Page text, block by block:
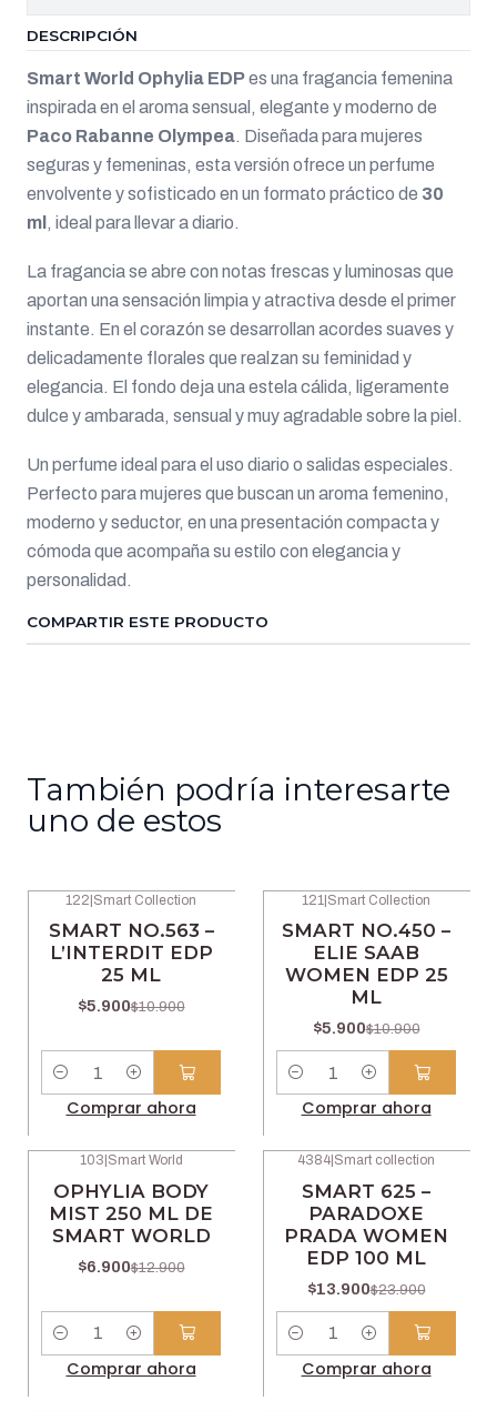
DESCRIPCIÓN
Smart World Ophylia EDPes una fragancia femenina
inspirada en el aroma sensual, elegante y moderno de
Paco Rabanne Olympea. Diseñada para mujeres
seguras y femeninas, esta versión ofrece un perfume
envolvente y sofisticado en un formato práctico de 30
ml , ideal para llevar a diario.
La fragancia se abre con notas frescas y luminosas que
aportan una sensación limpia y atractiva desde el primer
instante. En el corazón se desarrollan acordes suaves y
delicadamente florales que realzan su feminidad y
elegancia. El fondo deja una estela cálida, ligeramente
dulce y ambarada, sensual y muy agradable sobre la piel.
Un perfume ideal para el uso diario o salidas especiales.
Perfecto para mujeres que buscan un aroma femenino,
moderno y seductor, en una presentación compacta y
cómoda que acompaña su estilo con elegancia y
personalidad.
COMPARTIR ESTE PRODUCTO
También podría interesarte
uno de estos
122 Smart Collection
SMART NO.563 –
L’INTERDIT EDP
25 ML
$5.900$10.900
Comprar ahora
121 Smart Collection
SMART NO.450 –
ELIE SAAB
WOMEN EDP 25
ML
$5.900$10.900
Comprar ahora
103 Smart World
OPHYLIA BODY
MIST 250 ML DE
SMART WORLD
$6.900$12.900
Cantidad
Comprar ahora
4384 Smart collection
SMART 625 –
PARADOXE
PRADA WOMEN
EDP 100 ML
$13.900$23.900
Cantidad
Comprar ahora